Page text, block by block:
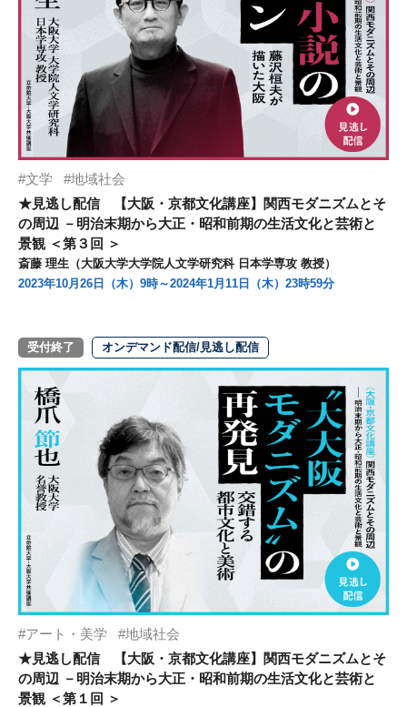
文学
地域社会
★見逃し配信 【大阪・京都文化講座】関西モダニズムとそ
の周辺 －明治末期から大正・昭和前期の生活文化と芸術と
景観 ＜第３回 ＞
斎藤 理生（大阪大学大学院人文学研究科 日本学専攻 教授）
2023年10月26日（木）9時～2024年1月11日（木）23時59分
受付終了 オンデマンド配信/見逃し配信
アート・美学
地域社会
★見逃し配信 【大阪・京都文化講座】関西モダニズムとそ
の周辺 －明治末期から大正・昭和前期の生活文化と芸術と
景観 ＜第１回 ＞